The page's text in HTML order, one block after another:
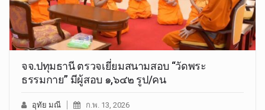
จจ.ปทุมธานี ตรวจเยี่ยมสนามสอบ “วัดพระ
ธรรมกาย” มีผู้สอบ ๑,๖๔๒ รูป/คน
อุทัย มณี ก.พ. 13, 2026